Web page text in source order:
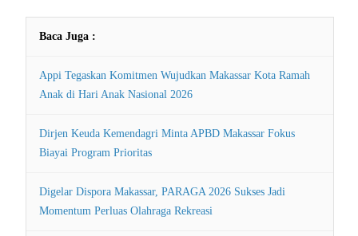
Baca Juga :
Appi Tegaskan Komitmen Wujudkan Makassar Kota Ramah
Anak di Hari Anak Nasional 2026
Dirjen Keuda Kemendagri Minta APBD Makassar Fokus
Biayai Program Prioritas
Digelar Dispora Makassar, PARAGA 2026 Sukses Jadi
Momentum Perluas Olahraga Rekreasi